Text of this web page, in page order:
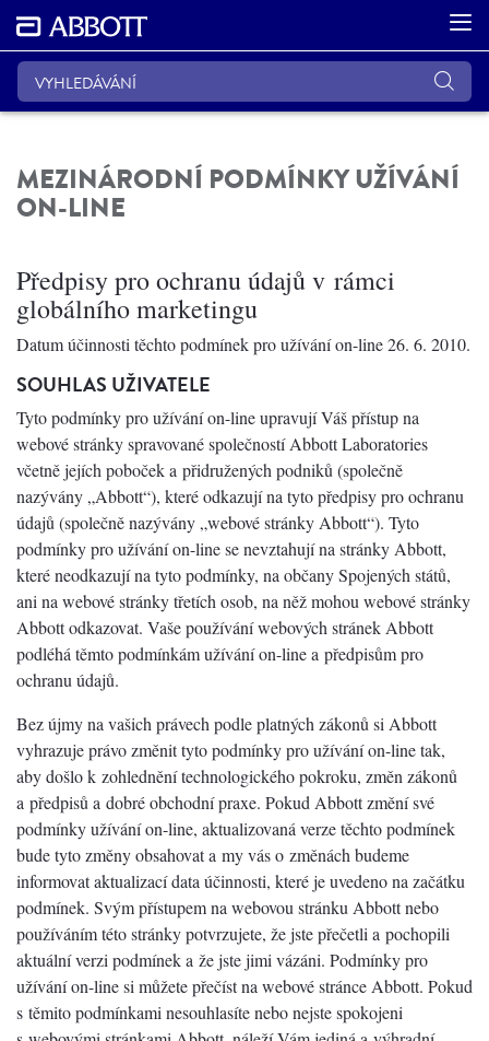
MEZINÁRODNÍ PODMÍNKY UŽÍVÁNÍ
ON-LINE
Předpisy pro ochranu údajů v rámci
globálního marketingu
Datum účinnosti těchto podmínek pro užívání on-line 26. 6. 2010.
SOUHLAS UŽIVATELE
Tyto podmínky pro užívání on-line upravují Váš přístup na
webové stránky spravované společností Abbott Laboratories
včetně jejích poboček a přidružených podniků (společně
nazývány „Abbott“), které odkazují na tyto předpisy pro ochranu
údajů (společně nazývány „webové stránky Abbott“). Tyto
podmínky pro užívání on-line se nevztahují na stránky Abbott,
které neodkazují na tyto podmínky, na občany Spojených států,
ani na webové stránky třetích osob, na něž mohou webové stránky
Abbott odkazovat. Vaše používání webových stránek Abbott
podléhá těmto podmínkám užívání on-line a předpisům pro
ochranu údajů.
Bez újmy na vašich právech podle platných zákonů si Abbott
vyhrazuje právo změnit tyto podmínky pro užívání on-line tak,
aby došlo k zohlednění technologického pokroku, změn zákonů
a předpisů a dobré obchodní praxe. Pokud Abbott změní své
podmínky užívání on-line, aktualizovaná verze těchto podmínek
bude tyto změny obsahovat a my vás o změnách budeme
informovat aktualizací data účinnosti, které je uvedeno na začátku
podmínek. Svým přístupem na webovou stránku Abbott nebo
používáním této stránky potvrzujete, že jste přečetli a pochopili
aktuální verzi podmínek a že jste jimi vázáni. Podmínky pro
užívání on-line si můžete přečíst na webové stránce Abbott. Pokud
s těmito podmínkami nesouhlasíte nebo nejste spokojeni